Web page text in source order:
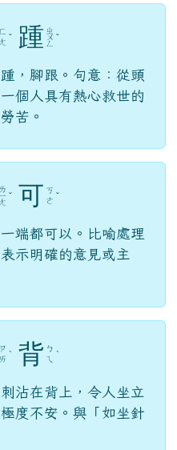
ㄈ
ㄤ ˇ 踵 ㄓ
ㄨ
ㄥ
ˇ
，腳跟。句意：從頭
個人具有熱心救世的
苦。
ㄌ
ㄧ
ㄤ
ˇ 可 ㄎ
ㄜ ˇ
端都可以。比喻處理
示明確的意見或主
ㄗ
ㄞ ˋ 背 ㄅ
ㄟ ˋ
沾在背上，令人坐立
度不安。與「如坐針